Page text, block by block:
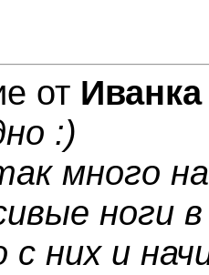
от Иванка
:)
много
ноги
с них и